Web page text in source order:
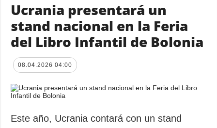
Ucrania presentará un
stand nacional en la Feria
del Libro Infantil de Bolonia
08.04.2026 04:00
Este año, Ucrania contará con un stand